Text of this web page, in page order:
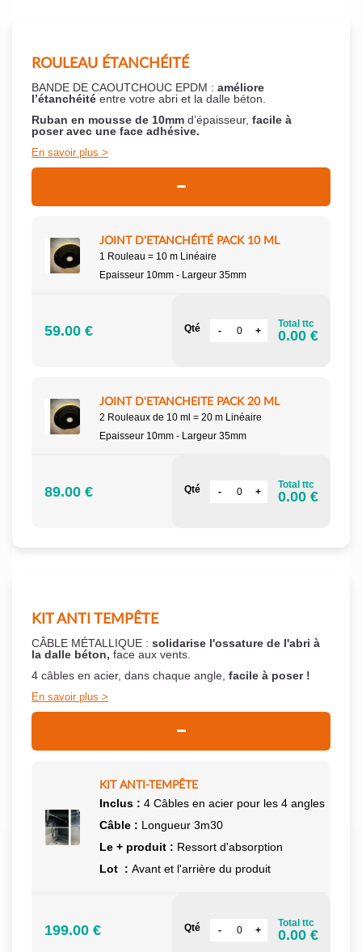
ROULEAU ÉTANCHÉITÉ
BANDE DE CAOUTCHOUC EPDM : améliore
l’étanchéité entre votre abri et la dalle béton.
Ruban en mousse de 10mm d’épaisseur, facile à
poser avec une face adhésive.
En savoir plus
JOINT D'ETANCHÉITÉ PACK 10 ML
1 Rouleau = 10 m Linéaire
Epaisseur 10mm - Largeur 35mm
59.00 € Qté Total ttc
0.00 €
JOINT D'ETANCHEITE PACK 20 ML
2 Rouleaux de 10 ml = 20 m Linéaire
Epaisseur 10mm - Largeur 35mm
89.00 € Qté Total ttc
0.00 €
KIT ANTI TEMPÊTE
CÂBLE MÉTALLIQUE : solidarise l'ossature de l'abri à
la dalle béton, face aux vents.
4 câbles en acier, dans chaque angle, facile à poser !
En savoir plus
KIT ANTI-TEMPÊTE
Inclus : 4 Câbles en acier pour les 4 angles
Câble : Longueur 3m30
Le + produit : Ressort d'absorption
Lot : Avant et l'arrière du produit
199.00 € Qté Total ttc
0.00 €